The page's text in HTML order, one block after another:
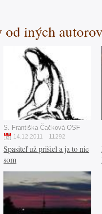
od iných
S. Františka Čačková OSF
14.12.2011 11292
Spasiteľ už prišiel a ja to nie
som